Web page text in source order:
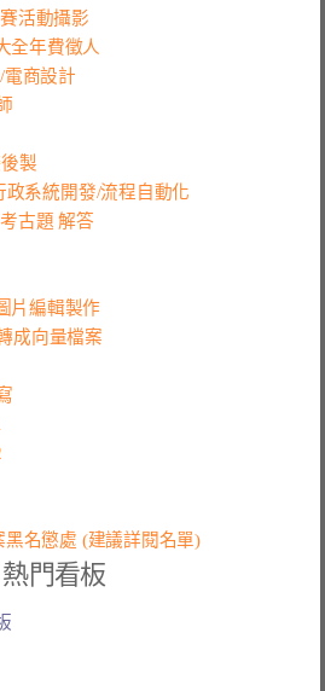
活動攝影
全年費徵人
商設計
製
政系統開發/流程自動化
古題 解答
片編輯製作
成向量檔案
黑名懲處 (建議詳閱名單)
熱門看板